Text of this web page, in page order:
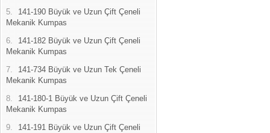
5.
141-190 Büyük ve Uzun Çift Çeneli
Mekanik Kumpas
6.
141-182 Büyük ve Uzun Çift Çeneli
Mekanik Kumpas
7.
141-734 Büyük ve Uzun Tek Çeneli
Mekanik Kumpas
8.
141-180-1 Büyük ve Uzun Çift Çeneli
Mekanik Kumpas
9.
141-191 Büyük ve Uzun Çift Çeneli